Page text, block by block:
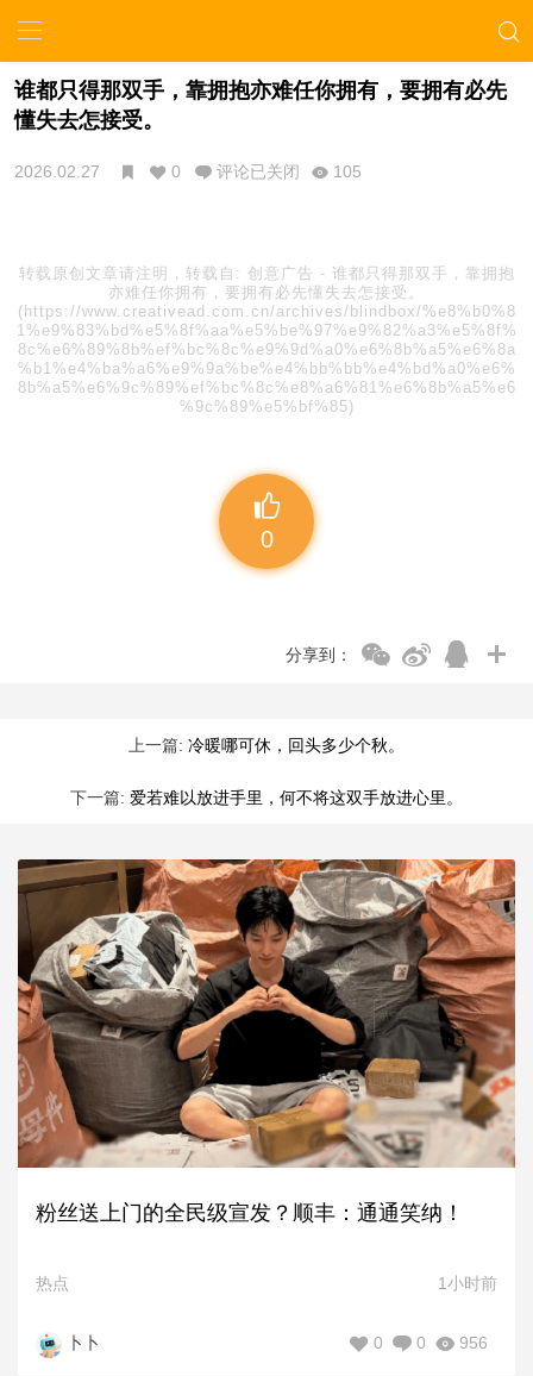
谁都只得那双手，靠拥抱亦难任你拥有，要拥有必先
懂失去怎接受。
2026.02.27 0 评论已关闭 105
转载原创文章请注明，转载自: 创意广告 - 谁都只得那双手，靠拥抱
亦难任你拥有，要拥有必先懂失去怎接受。
(https://www.creativead.com.cn/archives/blindbox/%e8%b0%8
1%e9%83%bd%e5%8f%aa%e5%be%97%e9%82%a3%e5%8f%
8c%e6%89%8b%ef%bc%8c%e9%9d%a0%e6%8b%a5%e6%8a
%b1%e4%ba%a6%e9%9a%be%e4%bb%bb%e4%bd%a0%e6%
8b%a5%e6%9c%89%ef%bc%8c%e8%a6%81%e6%8b%a5%e6
%9c%89%e5%bf%85)
0
分享到：
上一篇: 冷暖哪可休，回头多少个秋。
下一篇: 爱若难以放进手里，何不将这双手放进心里。
粉丝送上门的全民级宣发？顺丰：通通笑纳！
热点 1小时前
卜卜 956
0
0